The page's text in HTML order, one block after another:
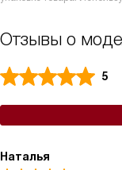
Отзывы о
5
Наталья